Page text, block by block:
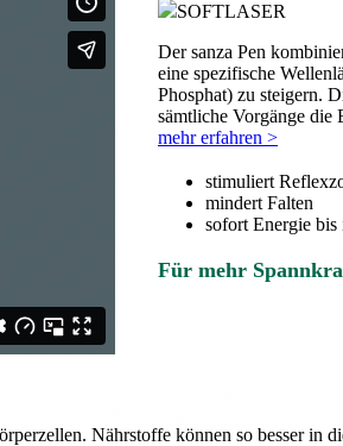
SOFTLASER
Der sanza Pen
eine spezifische
Phosphat) zu steigern.
sämtliche Vorgänge die
mehr erfahren >
stimuliert
mindert Falten
sofort Energie bis
Für mehr
Nährstoffe können so besser